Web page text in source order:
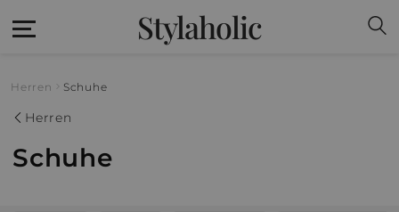
Stylaholic
Herren Schuhe
Herren
Schuhe